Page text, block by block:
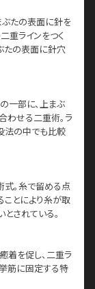
ぶたの表面に針を
重ラインをつく
たの表面に針穴
一部に、上まぶ
わせる二重術。ラ
法の中でも比較
。糸で留める点
とにより糸が取
されている。
着を促し、二重ラ
筋に固定する特